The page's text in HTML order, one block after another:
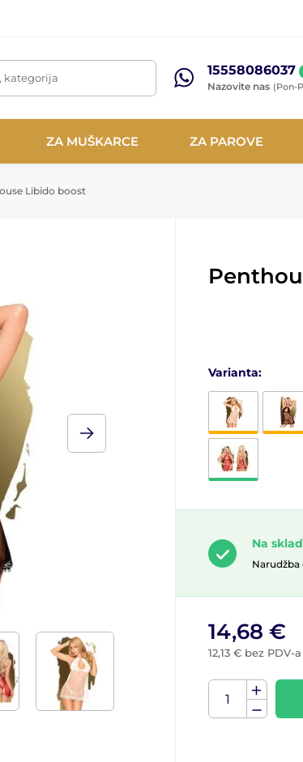
kategorija 15558086037
Nazovite nas (Pon-
ZA MUŠKARCE ZA PAROVE
Libido boost
Varianta:
Na
Narudžba
14,68 €
12,13 € bez PDV-a